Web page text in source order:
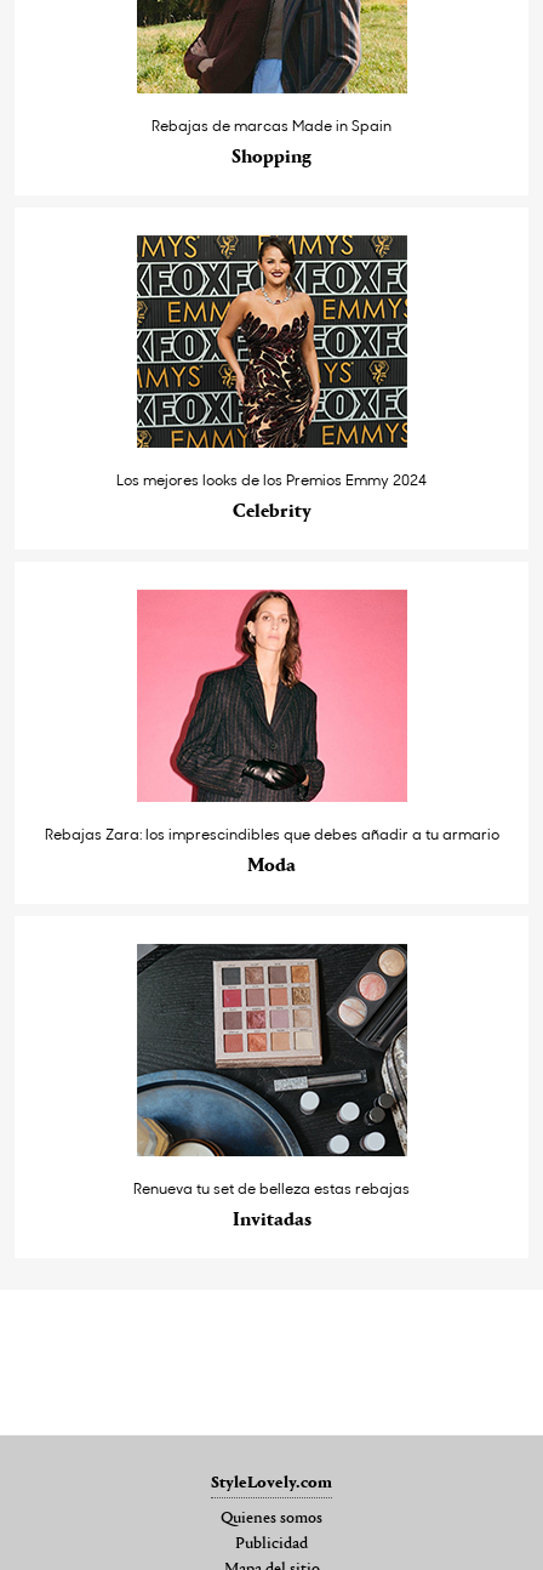
Rebajas de marcas Made in Spain
Shopping
Los mejores looks de los Premios Emmy 2024
Celebrity
Rebajas Zara: los imprescindibles que debes añadir a tu armario
Moda
Renueva tu set de belleza estas rebajas
Invitadas
StyleLovely.com
Quienes somos
Publicidad